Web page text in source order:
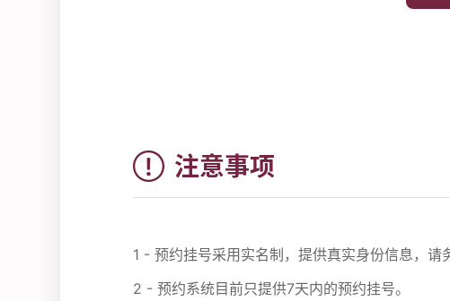
注意事项
1 - 预约挂号采用实名制，提供真实身份信息，请
2 - 预约系统目前只提供7天内的预约挂号。